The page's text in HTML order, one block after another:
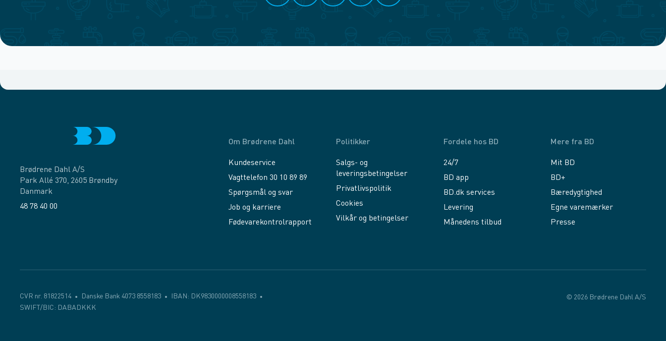
Brødrene Dahl A/S
Park Allé 370, 2605 Brøndby
Danmark
48 78 40 00
Om Brødrene Dahl
Kundeservice
Vagttelefon 30 10 89 89
Spørgsmål og svar
Job og karriere
Fødevarekontrolrapport
Politikker
Salgs- og
leveringsbetingelser
Privatlivspolitik
Cookies
Vilkår og betingelser
Fordele hos BD
24/7
BD app
BD.dk services
Levering
Månedens tilbud
Mere fra BD
Mit BD
BD+
Bæredygtighed
Egne varemærker
Presse
CVR nr. 81822514 Danske Bank 4073 8558183
IBAN: DK9830000008558183
SWIFT/BIC: DABADKKK
© 2026 Brødrene Dahl A/S